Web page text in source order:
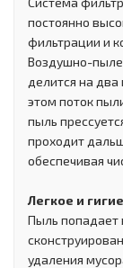
постоянно
фильтрации и
Воздушно-
делится на два
этом поток
пыль
проходит
обеспечивая
Легкое и
Пыль попадает
удаления